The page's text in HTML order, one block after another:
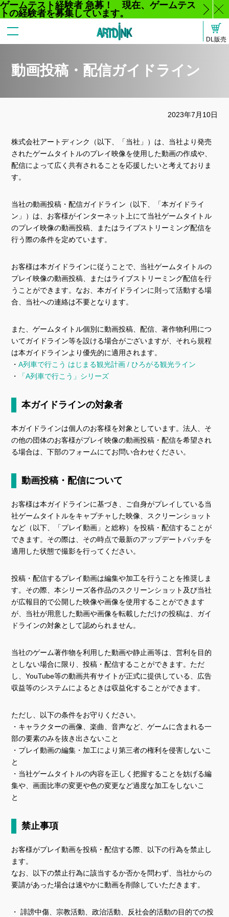
ゲームテスト経験者 急募！ 現在、ゲームテス
トの経験者を募集しています。
じ
る
DL販売
動画投稿・配信ガイドライン
2023年7月10日
株式会社アートディンク（以下、「当社」）は、当社より発売
されたゲームタイトルのプレイ映像を使用した動画の作成や、
配信によって広く共有されることを応援したいと考えておりま
す。
当社の動画投稿・配信ガイドライン（以下、「本ガイドライ
ン」）は、お客様がインターネット上にて当社ゲームタイトル
のプレイ映像の動画投稿、またはライブストリーミング配信を
行う際の条件を定めています。
お客様は本ガイドラインに従うことで、当社ゲームタイトルの
プレイ映像の動画投稿、またはライブストリーミング配信を行
うことができます。なお、本ガイドラインに則って活動する場
合、当社への連絡は不要となります。
また、ゲームタイトル個別に動画投稿、配信、著作物利用につ
いてガイドライン等を設ける場合がございますが、それら規程
は本ガイドラインより優先的に適用されます。
・A列車で行こう はじまる観光計画 / ひろがる観光ライン
・
「A列車で行こう」シリーズ
本ガイドラインの対象者
本ガイドラインは個人のお客様を対象としています。法人、そ
の他の団体のお客様がプレイ映像の動画投稿・配信を希望され
る場合は、下部のフォームにてお問い合わせください。
動画投稿・配信について
お客様は本ガイドラインに基づき、ご自身がプレイしている当
社ゲームタイトルをキャプチャした映像、スクリーンショット
など（以下、「プレイ動画」と総称）を投稿・配信することが
できます。その際は、その時点で最新のアップデートパッチを
適用した状態で撮影を行ってください。
投稿・配信するプレイ動画は編集や加工を行うことを推奨しま
す。その際、本シリーズ各作品のスクリーンショット及び当社
が広報目的で公開した映像や画像を使用することができます
が、当社が用意した動画や画像を転載しただけの投稿は、ガイ
ドラインの対象として認められません。
当社のゲーム著作物を利用した動画や静止画等は、営利を目的
としない場合に限り、投稿・配信することができます。ただ
し、YouTube等の動画共有サイトが正式に提供している、広告
収益等のシステムによるときは収益化することができます。
ただし、以下の条件をお守りください。
・キャラクターの画像、楽曲、音声など、ゲームに含まれる一
部の要素のみを抜き出さないこと
・プレイ動画の編集・加工により第三者の権利を侵害しないこ
と
・当社ゲームタイトルの内容を正しく把握することを妨げる編
集や、画面比率の変更や色の変更など過度な加工をしないこ
と
禁止事項
お客様がプレイ動画を投稿・配信する際、以下の行為を禁止し
ます。
なお、以下の禁止行為に該当するか否かを問わず、当社からの
要請があった場合は速やかに動画を削除していただきます。
・ 誹謗中傷、宗教活動、政治活動、反社会的活動の目的での投